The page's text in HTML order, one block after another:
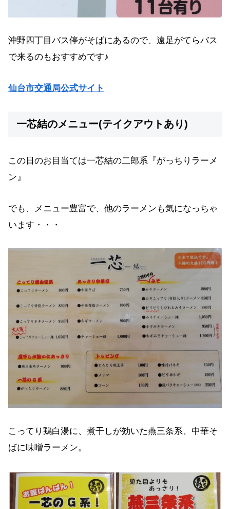
沖野四丁目バス停がそばにあるので、遠足がてらバス
で来るのもおすすめです♪
仙台市交通局公式サイト
一芯結のメニュー(テイクアウトあり)
この日のお目当ては一芯結の二郎系『がっちりラーメ
ン』
でも、メニュー豊富で、他のラーメンも気になっちゃ
います・・・
こってり鶏白湯に、煮干しが効いた燕三条系、中華そ
ばに味噌ラーメン。